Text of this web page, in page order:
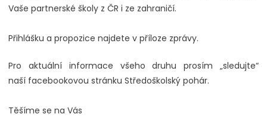
Vaše partnerské školy z ČR i ze zahraničí.
Přihlášku a propozice najdete v příloze zprávy.
Pro aktuální informace všeho druhu prosím „sledujte“
naší facebookovou stránku Středoškolský pohár.
Těšíme se na Vás